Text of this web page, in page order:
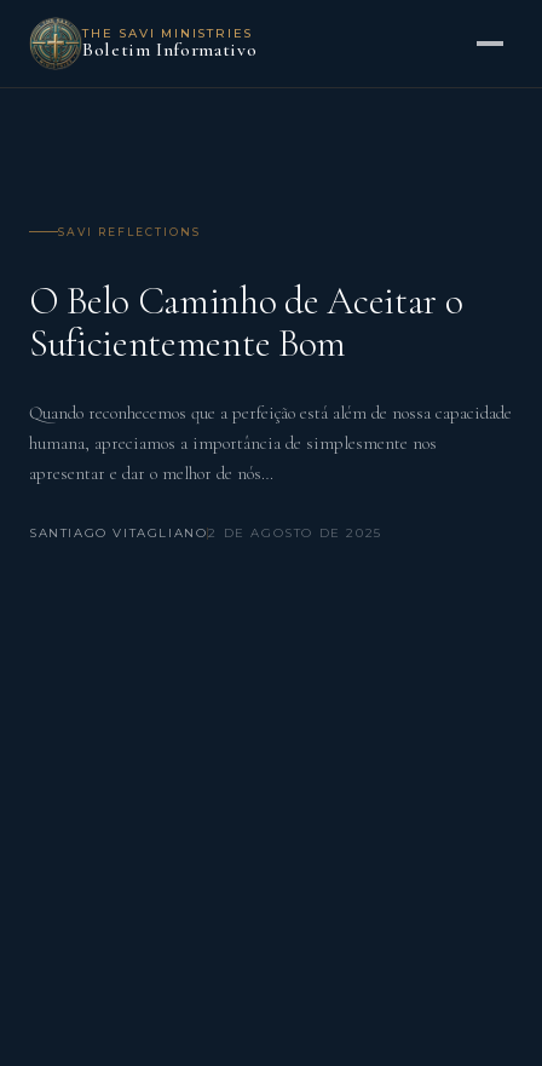
THE SAVI MINISTRIES
Boletim Informativo
SAVI REFLECTIONS
O Belo Caminho de Aceitar o
Suficientemente Bom
Quando reconhecemos que a perfeição está além de nossa capacidade
humana, apreciamos a importância de simplesmente nos
apresentar e dar o melhor de nós…
SANTIAGO VITAGLIANO2 DE AGOSTO DE 2025